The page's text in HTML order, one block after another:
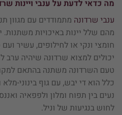
מה כדאי לדעת על ענבי ויינות
ענבי שרדונה מתמודדים עם מגוון
מהם שלל יינות באיכויות משתנות.
חומצי ונקי או לחילופים, עשיר
יכולים למצוא שרדונה שיהיה ערב
טעם השרדונה משתנה בהתאם
כלל הוא די יבש, עם גוף בינוני-
נעים בין תפוח ומלון ולפפאיה
לחוש בנגיעות של וניל.